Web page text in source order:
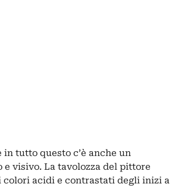
in tutto questo c’è anche un
e visivo. La tavolozza del pittore
colori acidi e contrastati degli inizi a